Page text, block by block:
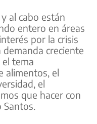
al cabo están
entero en áreas
por la crisis
creciente
tema
alimentos, el
el
que hacer con
Santos.